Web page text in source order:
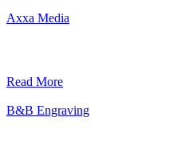
Axxa Media
Read More
B&B Engraving